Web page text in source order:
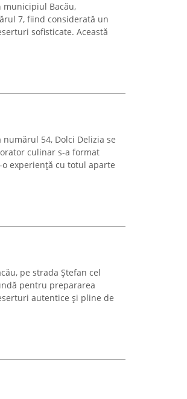
municipiul Bacău,
7, fiind considerată un
sofisticate. Această
54, Dolci Delizia se
culinar s-a format
experiență cu totul aparte
pe strada Ștefan cel
pentru prepararea
autentice și pline de